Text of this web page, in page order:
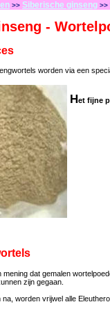
>> Siberische ginseng >>
-
worden via een
Het fijne
mening dat gemalen
zijn gegaan.
worden vrijwel alle